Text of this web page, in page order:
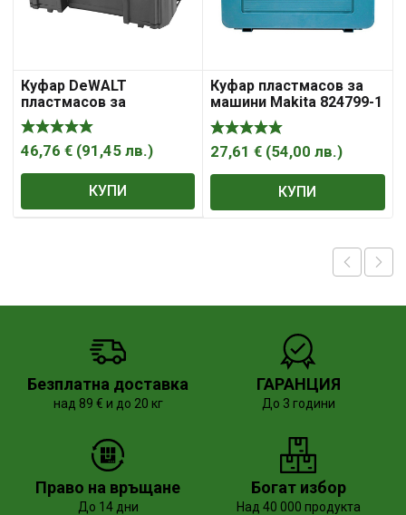
Куфар DeWALT
пластмасов за
инструменти
314х440х176 мм, черен,
DWST1-70705
46,76 € (91,45 лв.)
КУПИ
Куфар пластмасов за
машини Makita 824799-1
27,61€ (54,00лв.)
КУПИ
Безплатна доставка
над 89 € и до 20 кг
ГАРАНЦИЯ
До 3 години
Право на връщане
До 14 дни
Богат избор
Над 40 000 продукта